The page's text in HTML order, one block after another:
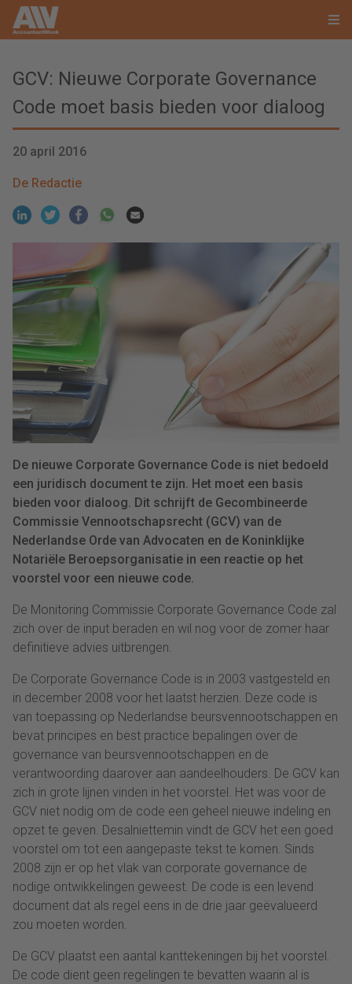
GCV: Nieuwe Corporate Governance
Code moet basis bieden voor dialoog
20 april 2016
De Redactie
De nieuwe Corporate Governance Code is niet bedoeld
een juridisch document te zijn. Het moet een basis
bieden voor dialoog. Dit schrijft de Gecombineerde
Commissie Vennootschapsrecht (GCV) van de
Nederlandse Orde van Advocaten en de Koninklijke
Notariële Beroepsorganisatie in een reactie op het
voorstel voor een nieuwe code.
De Monitoring Commissie Corporate Governance Code zal
zich over de input beraden en wil nog voor de zomer haar
definitieve advies uitbrengen.
De Corporate Governance Code is in 2003 vastgesteld en
in december 2008 voor het laatst herzien. Deze code is
van toepassing op Nederlandse beursvennootschappen en
bevat principes en best practice bepalingen over de
governance van beursvennootschappen en de
verantwoording daarover aan aandeelhouders. De GCV kan
zich in grote lijnen vinden in het voorstel. Het was voor de
GCV niet nodig om de code een geheel nieuwe indeling en
opzet te geven. Desalniettemin vindt de GCV het een goed
voorstel om tot een aangepaste tekst te komen. Sinds
2008 zijn er op het vlak van corporate governance de
nodige ontwikkelingen geweest. De code is een levend
document dat als regel eens in de drie jaar geëvalueerd
zou moeten worden.
De GCV plaatst een aantal kanttekeningen bij het voorstel.
De code dient geen regelingen te bevatten waarin al is